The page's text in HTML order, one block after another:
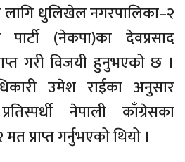
लागि धुलिखेल नगरपालिका–२
(नेकपा)का देवप्रसाद
गरी विजयी हुनुभएको छ ।
उमेश राईका अनुसार
नेपाली काँग्रेसका
प्राप्त गर्नुभएको थियो ।